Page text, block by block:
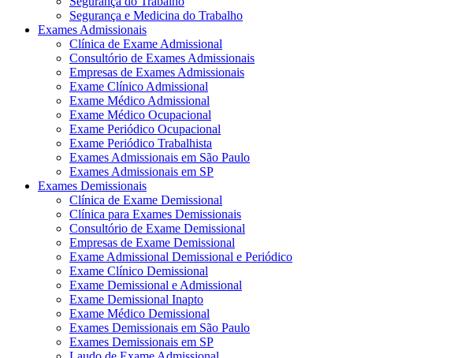
Segurança e Medicina do Trabalho
Exames Admissionais
Clínica de Exame Admissional
Consultório de Exames Admissionais
Empresas de Exames Admissionais
Exame Clínico Admissional
Exame Médico Admissional
Exame Médico Ocupacional
Exame Periódico Ocupacional
Exame Periódico Trabalhista
Exames Admissionais em São Paulo
Exames Admissionais em SP
Exames Demissionais
Clínica de Exame Demissional
Clínica para Exames Demissionais
Consultório de Exame Demissional
Empresas de Exame Demissional
Exame Admissional Demissional e Periódico
Exame Clínico Demissional
Exame Demissional e Admissional
Exame Demissional Inapto
Exame Médico Demissional
Exames Demissionais em São Paulo
Exames Demissionais em SP